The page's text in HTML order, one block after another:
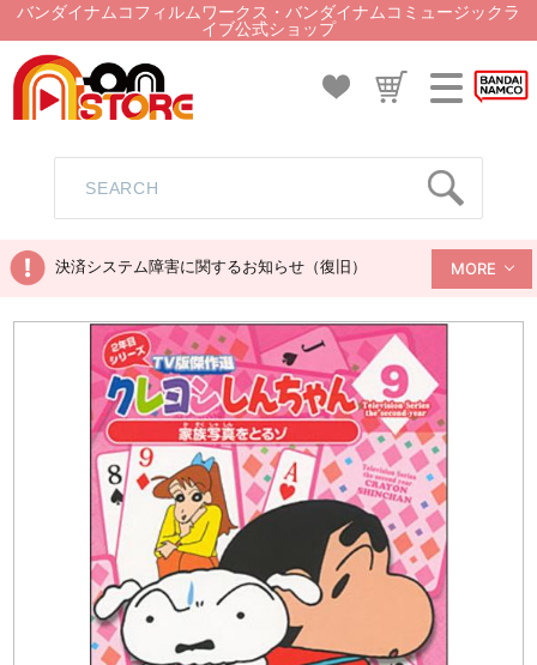
バンダイナムコフィルムワークス・バンダイナムコミュージックラ
イブ公式ショップ
決済システム障害に関するお知らせ（復旧） MORE